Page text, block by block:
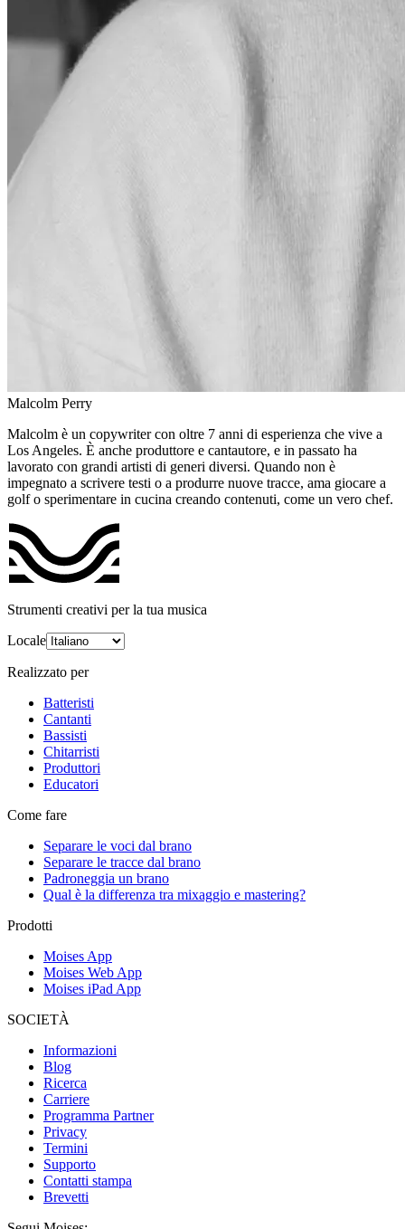
Malcolm Perry
Malcolm è un copywriter con oltre 7 anni di esperienza che vive a
Los Angeles. È anche produttore e cantautore, e in passato ha
lavorato con grandi artisti di generi diversi. Quando non è
impegnato a scrivere testi o a produrre nuove tracce, ama giocare a
golf o sperimentare in cucina creando contenuti, come un vero chef.
Strumenti creativi per la tua musica
Locale
Realizzato per
Batteristi
Cantanti
Bassisti
Chitarristi
Produttori
Educatori
Come fare
Separare le voci dal brano
Separare le tracce dal brano
Padroneggia un brano
Qual è la differenza tra mixaggio e mastering?
Prodotti
Moises App
Moises Web App
Moises iPad App
SOCIETÀ
Informazioni
Blog
Ricerca
Carriere
Programma Partner
Privacy
Termini
Supporto
Contatti stampa
Brevetti